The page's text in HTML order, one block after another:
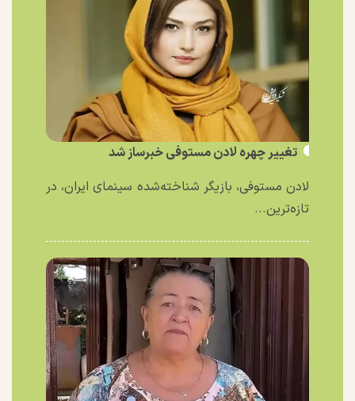
تغییر چهره لادن مستوفی خبرساز شد
لادن مستوفی، بازیگر شناخته‌شده سینمای ایران، در
تازه‌ترین...